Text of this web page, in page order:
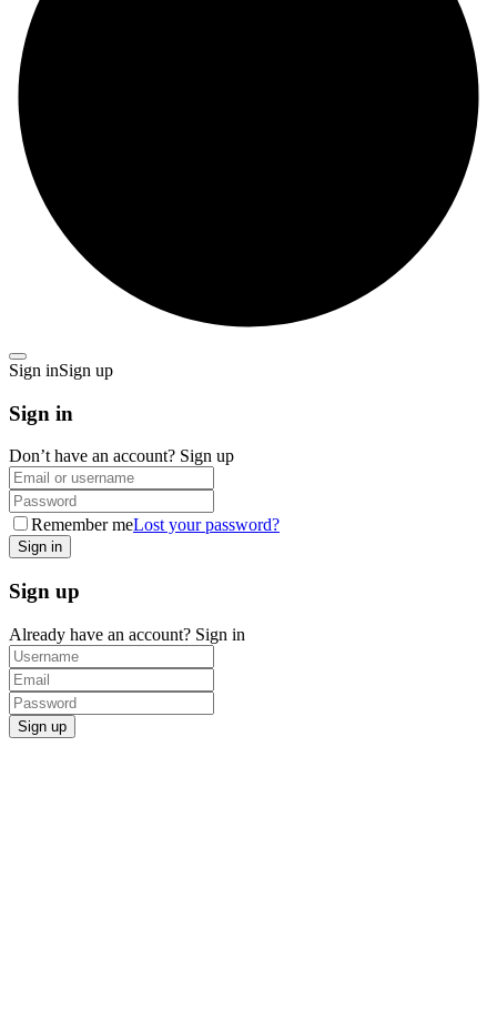
Sign inSign up
Sign in
Don’t have an account? Sign up
Remember meLost your password?
Sign up
Already have an account? Sign in